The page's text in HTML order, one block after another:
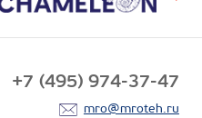
+7 (495) 974-37-47
mro@mroteh.ru